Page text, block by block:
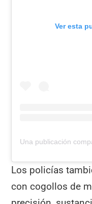
Ver esta
Los policías
con cogollos de